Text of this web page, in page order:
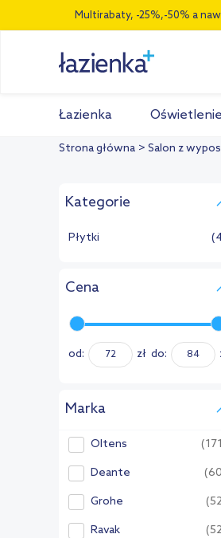
Multirabaty, -25%,-50% a
Łazienka Oświetlenie
Strona główna Salon z
Kategorie
Płytki
Cena
od: zł do:
Marka
Oltens
Deante
Grohe
Ravak